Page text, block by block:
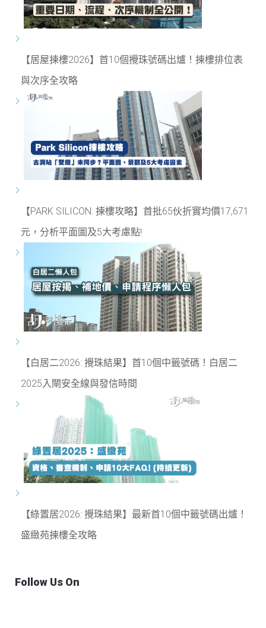
【居屋揀樓2026】首10個攪珠號碼出爐！揀樓排位表
與次序全攻略
【PARK SILICON: 揀樓攻略】首批65伙折實均價17,671
元，分析平面圖及5大考慮點!
【白居二2026: 攪珠結果】首10個中籤號碼！白居二
2025入閘安全線與發信時間
【綠置居2026: 攪珠結果】最新首10個中籤號碼出爐！
盛緻苑揀樓全攻略
Follow Us On